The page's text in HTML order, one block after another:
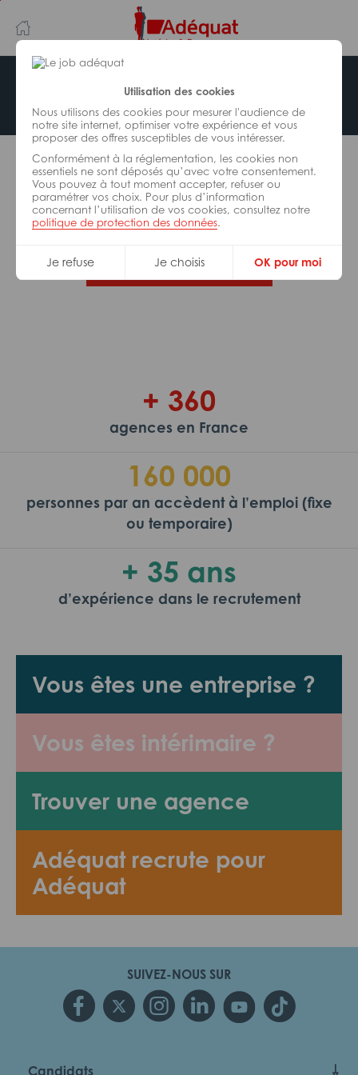
Utilisation des cookies
Nous utilisons des cookies pour mesurer l'audience de
notre site internet, optimiser votre expérience et vous
proposer des offres susceptibles de vous intéresser.
Conformément à la réglementation, les cookies non
essentiels ne sont déposés qu’avec votre consentement.
Vous pouvez à tout moment accepter, refuser ou
paramétrer vos choix. Pour plus d’information
concernant l’utilisation de vos cookies, consultez notre
politique de protection des données.
Je refuse Je choisis OK pour moi
au
contenu
principal
navigation
Offre indisponible
L’offre d’emploi que vous tentez de consulter n’est
plus disponible.
De nombreuses autres missions peuvent vous
correspondre, consultez toutes nos offres.
Trouvez votre job Adéquat !
Vous êtes une entreprise ?
Vous êtes intérimaire ?
Trouver une agence
Adéquat recrute pour
Adéquat
+ 360
agences en France
160 000
personnes par an accèdent à l’emploi (fixe
ou temporaire)
+ 35 ans
d’expérience dans le recrutement
SUIVEZ-NOUS SUR
Candidats